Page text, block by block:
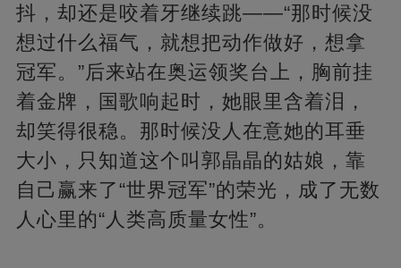
抖，却还是咬着牙继续跳——“那时候没
想过什么福气，就想把动作做好，想拿
冠军。”后来站在奥运领奖台上，胸前挂
着金牌，国歌响起时，她眼里含着泪，
却笑得很稳。那时候没人在意她的耳垂
大小，只知道这个叫郭晶晶的姑娘，靠
自己赢来了“世界冠军”的荣光，成了无数
人心里的“人类高质量女性”。